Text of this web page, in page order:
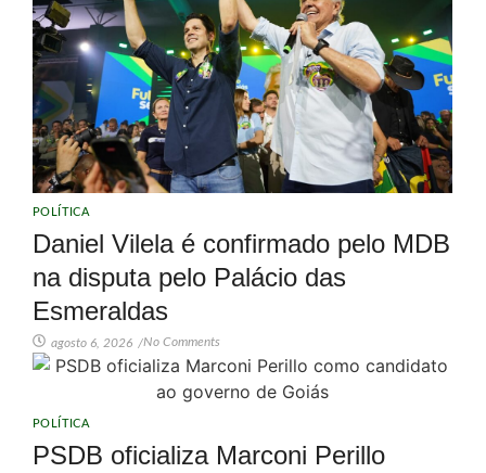
POLÍTICA
Daniel Vilela é confirmado pelo MDB
na disputa pelo Palácio das
Esmeraldas
agosto 6, 2026 /No Comments
POLÍTICA
PSDB oficializa Marconi Perillo